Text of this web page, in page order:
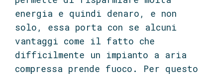
energia e quindi denaro, e non
solo, essa porta con se alcuni
vantaggi come il fatto che
difficilmente un impianto a aria
compressa prende fuoco. Per questo